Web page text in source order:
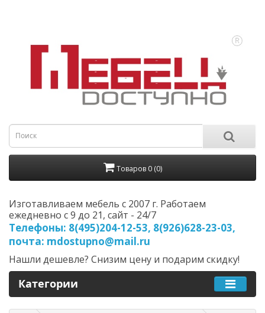
Товаров 0 (0)
Изготавливаем мебель с 2007 г. Работаем
ежедневно с 9 до 21, cайт - 24/7
Телефоны: 8(495)204-12-53, 8(926)628-23-03,
почта: mdostupno@mail.ru
Нашли дешевле? Снизим цену и подарим скидку!
Категории